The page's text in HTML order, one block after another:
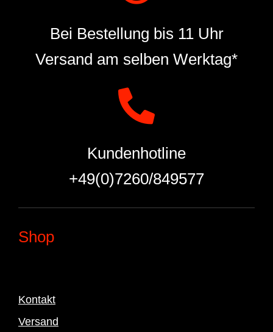
Bei Bestellung bis 11 Uhr
Versand am selben Werktag*
Kundenhotline
+49(0)7260/849577
Shop
Kontakt
Versand